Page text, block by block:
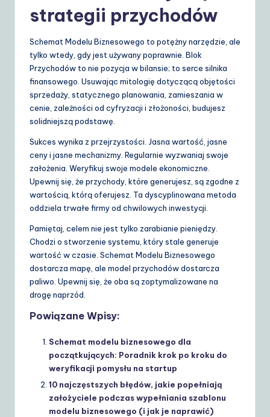
strategii przychodów
Schemat Modelu Biznesowego to potężny narzędzie, ale
tylko wtedy, gdy jest używany poprawnie. Blok
Przychodów to nie pozycja w bilansie; to serce silnika
finansowego. Usuwając mitologię dotyczącą objętości
sprzedaży, statycznego planowania, zamieszania w
cenie, zależności od cyfryzacji i złożoności, budujesz
solidniejszą podstawę.
Sukces wynika z przejrzystości. Jasna wartość, jasne
ceny i jasne mechanizmy. Regularnie wyzwaniaj swoje
założenia. Weryfikuj swoje modele ekonomiczne.
Upewnij się, że przychody, które generujesz, są zgodne z
wartością, którą oferujesz. Ta dyscyplinowana metoda
oddziela trwałe firmy od chwilowych inwestycji.
Pamiętaj, celem nie jest tylko zarabianie pieniędzy.
Chodzi o stworzenie systemu, który stale generuje
wartość w czasie. Schemat Modelu Biznesowego
dostarcza mapę, ale model przychodów dostarcza
paliwo. Upewnij się, że oba są zoptymalizowane na
drogę naprzód.
Powiązane Wpisy:
Schemat modelu biznesowego dla
początkujących: Poradnik krok po kroku do
weryfikacji pomysłu na startup
10 najczęstszych błędów, jakie popełniają
założyciele podczas wypełniania szablonu
modelu biznesowego (i jak je naprawić)